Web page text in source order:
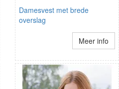
Damesvest met brede
overslag
Meer info